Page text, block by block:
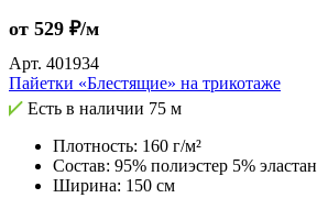
от 529 ₽/м
Арт. 401934
Пайетки «Блестящие» на трикотаже
Есть в наличии 75 м
Плотность: 160 г/м²
Состав: 95% полиэстер 5% эластан
Ширина: 150 см